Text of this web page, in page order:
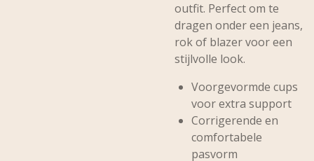
outfit. Perfect om te
dragen onder een jeans,
rok of blazer voor een
stijlvolle look.
Voorgevormde cups
voor extra support
Corrigerende en
comfortabele
pasvorm